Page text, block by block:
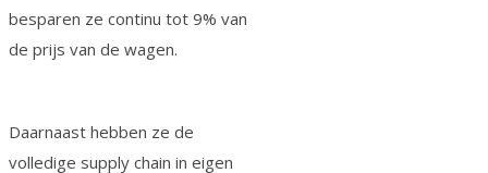
besparen ze continu tot 9% van
de prijs van de wagen.
Daarnaast hebben ze de
volledige supply chain in eigen